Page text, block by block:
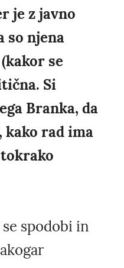
je z javno
so njena
se
Si
Branka, da
kako rad ima
spodobi in